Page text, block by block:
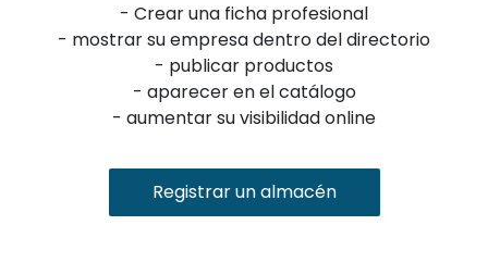
- Crear una ficha profesional
- mostrar su empresa dentro del directorio
- publicar productos
- aparecer en el catálogo
- aumentar su visibilidad online
Registrar un almacén